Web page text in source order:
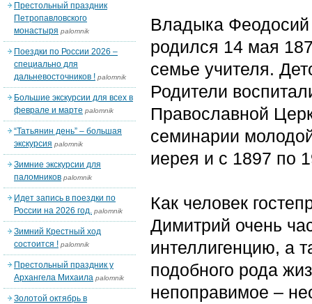
Владыка
родился 14 мая
семье учителя.
Родители
Православной
семинарии
иерея и с 1897 по
Как человек
Димитрий очень
интеллигенцию, а
подобного рода
непоправимое –
Престольный праздник
Петропавловского
монастыря palomnik
Поездки по России 2026 –
специально для
дальневосточников ! palomnik
Большие экскурсии для всех в
феврале и марте palomnik
“Татьянин день” – большая
экскурсия palomnik
Зимние экскурсии для
паломников palomnik
Идет запись в поездки по
России на 2026 год. palomnik
Зимний Крестный ход
состоится ! palomnik
Престольный праздник у
Архангела Михаила palomnik
Золотой октябрь в